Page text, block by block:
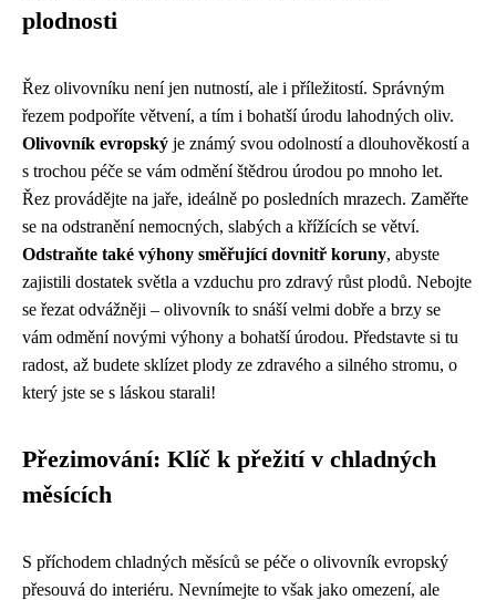
plodnosti
Řez olivovníku není jen nutností, ale i příležitostí. Správným
řezem podpoříte větvení, a tím i bohatší úrodu lahodných oliv.
Olivovník evropský je známý svou odolností a dlouhověkostí a
s trochou péče se vám odmění štědrou úrodou po mnoho let.
Řez provádějte na jaře, ideálně po posledních mrazech. Zaměřte
se na odstranění nemocných, slabých a křížících se větví.
Odstraňte také výhony směřující dovnitř koruny, abyste
zajistili dostatek světla a vzduchu pro zdravý růst plodů. Nebojte
se řezat odvážněji – olivovník to snáší velmi dobře a brzy se
vám odmění novými výhony a bohatší úrodou. Představte si tu
radost, až budete sklízet plody ze zdravého a silného stromu, o
který jste se s láskou starali!
Přezimování: Klíč k přežití v chladných
měsících
S příchodem chladných měsíců se péče o olivovník evropský
přesouvá do interiéru. Nevnímejte to však jako omezení, ale